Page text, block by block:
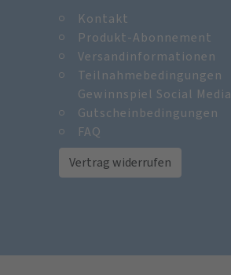
Kontakt
Produkt-Abonnement
Versandinformationen
Teilnahmebedingungen
Gewinnspiel Social Media
Gutscheinbedingungen
FAQ
Vertrag widerrufen